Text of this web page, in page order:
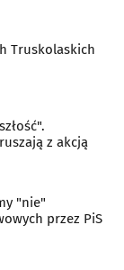
Truskolaskich
z akcją
"nie"
przez PiS